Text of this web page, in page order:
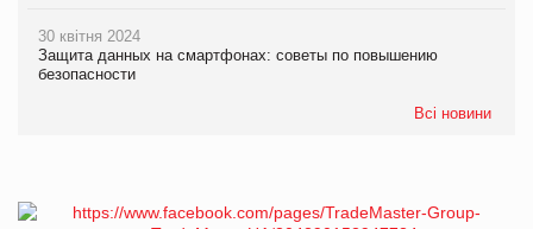
30 квітня 2024
Защита данных на смартфонах: советы по повышению
безопасности
Всі новини